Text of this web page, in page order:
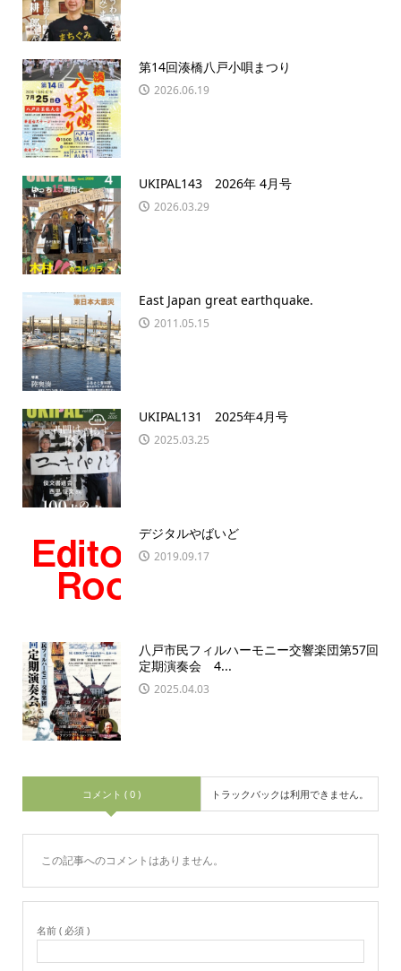
第14回湊橋八戸小唄まつり
2026.06.19
UKIPAL143 2026年 4月号
2026.03.29
East Japan great earthquake.
2011.05.15
UKIPAL131 2025年4月号
2025.03.25
デジタルやばいど
2019.09.17
八戸市民フィルハーモニー交響楽団第57回
定期演奏会 4...
2025.04.03
コメント ( 0 ) トラックバックは利用できません。
この記事へのコメントはありません。
名前 ( 必須 )